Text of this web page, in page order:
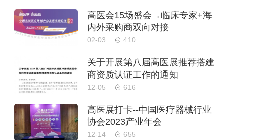
高医会15场盛会→临床专家+海
内外采购商双向对接
02-03 410
关于开展第八届高医展推荐搭建
商资质认证工作的通知
12-05 616
高医展打卡--中国医疗器械行业
协会2023产业年会
12-14 655